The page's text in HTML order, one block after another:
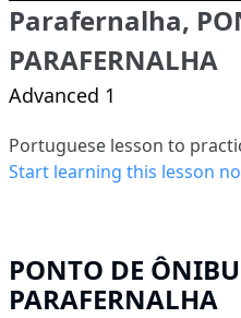
Parafernalha,
PARAFERNALHA
Advanced 1
Portuguese lesson to
Start learning this lesson
PONTO DE
PARAFERNALHA